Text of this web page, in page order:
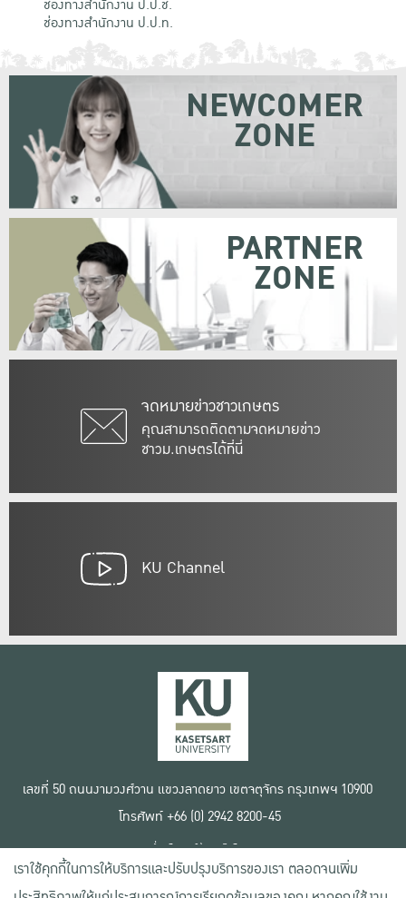
ช่องทางสำนักงาน ป.ป.ท.
จดหมายข่าวชาวเกษตร
คุณสามารถติดตามจดหมายข่าว
ชาวม.เกษตรได้ที่นี่
NEWCOMER
ZONE
PARTNER
ZONE
KU Channel
เลขที่ 50 ถนนงามวงศ์วาน แขวงลาดยาว เขตจตุจักร กรุงเทพฯ 10900
โทรศัพท์ +66 (0) 2942 8200-45
เงื่อนไขการใช้งานเว็บไซต์
ข้อตกลงด้านสิทธิ์ใช้งาน
นโยบายความเป็นส่วนตัว
เราใช้คุกกี้ในการให้บริการและปรับปรุงบริการของเรา ตลอดจนเพิ่ม